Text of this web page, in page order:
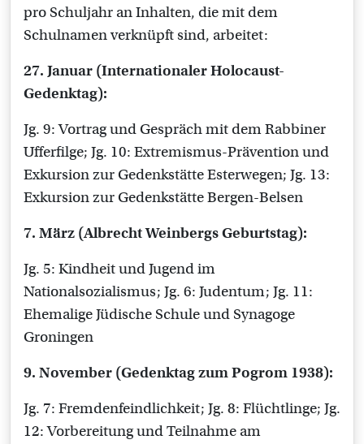
pro Schuljahr an Inhalten, die mit dem
Schulnamen verknüpft sind, arbeitet:
27. Januar (Internationaler Holocaust-
Gedenktag):
Jg. 9: Vortrag und Gespräch mit dem Rabbiner
Ufferfilge; Jg. 10: Extremismus-Prävention und
Exkursion zur Gedenkstätte Esterwegen; Jg. 13:
Exkursion zur Gedenkstätte Bergen-Belsen
7. März (Albrecht Weinbergs Geburtstag):
Jg. 5: Kindheit und Jugend im
Nationalsozialismus; Jg. 6: Judentum; Jg. 11:
Ehemalige Jüdische Schule und Synagoge
Groningen
9. November (Gedenktag zum Pogrom 1938):
Jg. 7: Fremdenfeindlichkeit; Jg. 8: Flüchtlinge; Jg.
12: Vorbereitung und Teilnahme am